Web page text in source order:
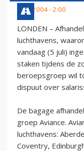
5 juli 2004 - 2:00
LONDEN –
luchthavens,
vandaag (5 juli)
staken tijdens de
beroepsgroep wil
dispuut over
De bagage
groep Aviance.
luchthavens:
Coventry,